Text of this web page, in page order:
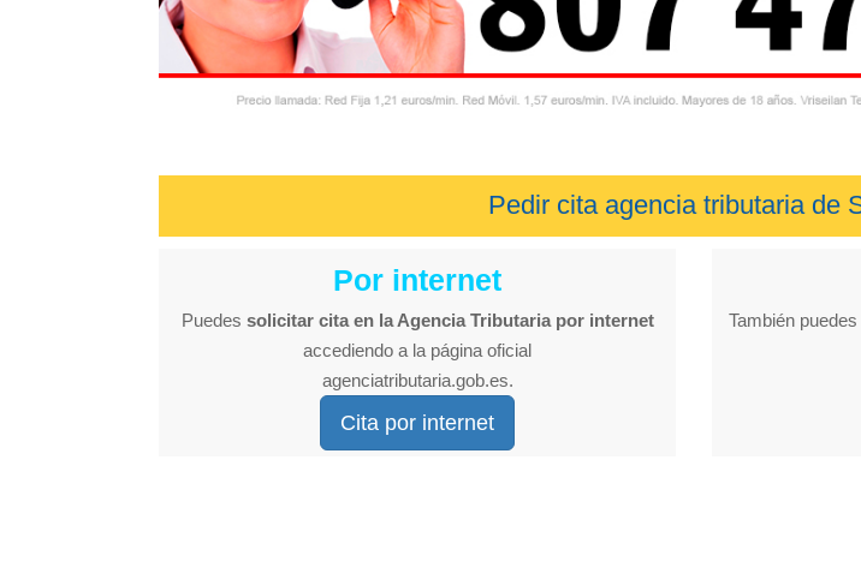
Pedir cita agencia tributaria de
Por internet
Puedes solicitar cita en la Agencia Tributaria por internet
accediendo a la página oficial
agenciatributaria.gob.es.
Cita por internet
También puedes